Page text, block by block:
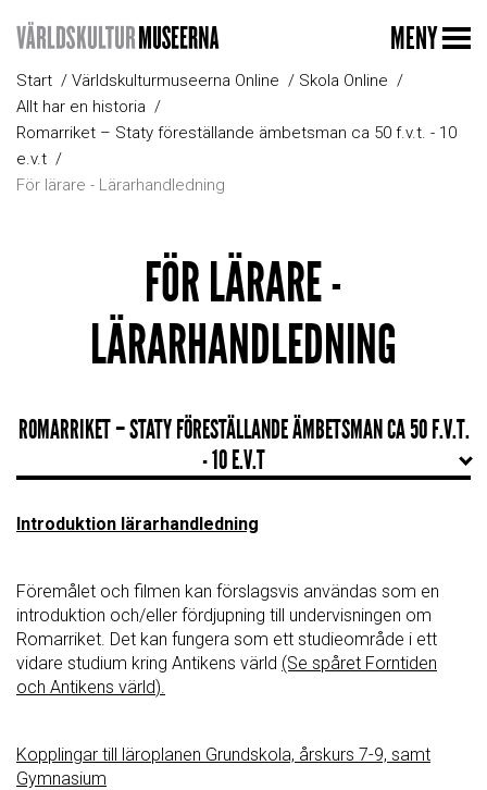
MENY
Start Världskulturmuseerna Online
Skola Online
Allt har en historia
Romarriket – Staty föreställande ämbetsman ca 50 f.v.t. - 10
e.v.t
För lärare - Lärarhandledning
FÖR LÄRARE -
LÄRARHANDLEDNING
ROMARRIKET – STATY FÖRESTÄLLANDE ÄMBETSMAN CA 50 F.V.T.
- 10 E.V.T
Introduktion lärarhandledning
Föremålet och filmen kan förslagsvis användas som en
introduktion och/eller fördjupning till undervisningen om
Romarriket. Det kan fungera som ett studieområde i ett
vidare studium kring Antikens värld (Se spåret Forntiden
och Antikens värld).
Kopplingar till läroplanen Grundskola, årskurs 7-9, samt
Gymnasium